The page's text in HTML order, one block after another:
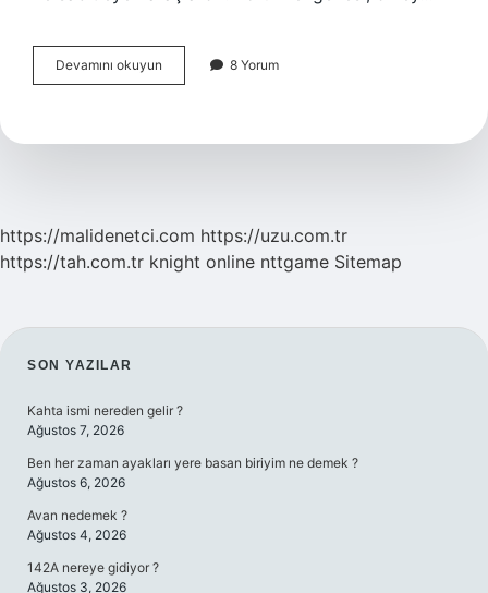
Devamını okuyun Mengene
De
Demek
8 Yorum
https://malidenetci.com https://uzu.com.tr
https://tah.com.tr knight online nttgame Sitemap
SIDEBAR
SON YAZILAR
Kahta ismi nereden gelir ?
Ağustos 7, 2026
Ben her zaman ayakları yere basan biriyim ne demek ?
Ağustos 6, 2026
Avan nedemek ?
Ağustos 4, 2026
142A nereye gidiyor ?
Ağustos 3, 2026